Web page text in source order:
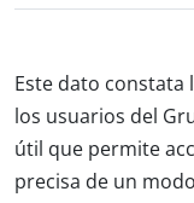
Este dato
los usuarios del
útil que permite
precisa de un